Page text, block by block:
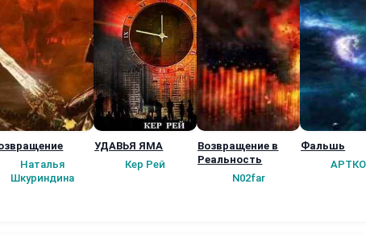
Наталья
Шкуриндина
УДАВЬЯ ЯМА
Кер Рей
Возвращение в
Реальность
N02far
Фальшь